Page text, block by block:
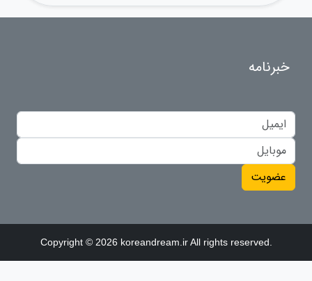
خبرنامه
عضویت
Copyright © 2026 koreandream.ir All rights reserved.